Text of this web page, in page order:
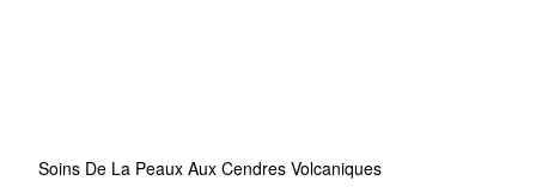
Soins De La Peaux Aux Cendres Volcaniques